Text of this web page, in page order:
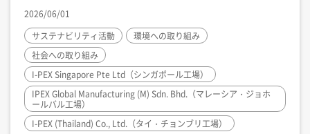
2026/06/01
サステナビリティ活動
環境への取り組み
社会への取り組み
I-PEXSingapore Pte Ltd（シンガポール工場）
IPEX Global Manufacturing (M) Sdn. Bhd.（マレーシア・ジョホ
ールバル工場）
I-PEX (Thailand) Co., Ltd.（タイ・チョンブリ工場）